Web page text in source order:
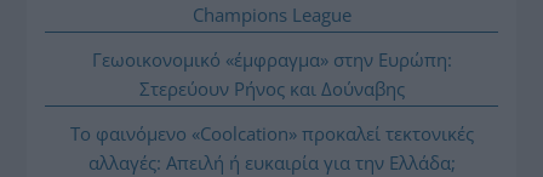
Champions League
Γεωοικονομικό «έμφραγμα» στην Ευρώπη:
Στερεύουν Ρήνος και Δούναβης
Το φαινόμενο «Coolcation» προκαλεί τεκτονικές
αλλαγές: Απειλή ή ευκαιρία για την Ελλάδα;